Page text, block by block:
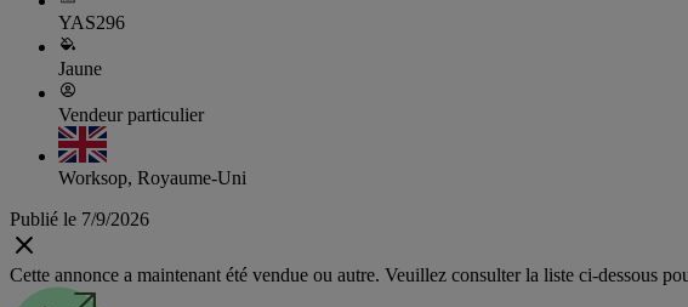
YAS296
Jaune
Vendeur particulier
Worksop, Royaume-Uni
Publié le 7/9/2026
Cette annonce a maintenant été vendue ou autre. Veuillez consulter la liste ci-dessous